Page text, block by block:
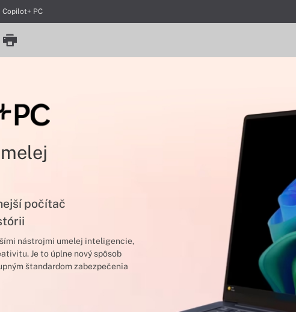
Copilot+ PC
počítač
nástrojmi umelej inteligencie,
Je to úplne nový spôsob
štandardom zabezpečenia